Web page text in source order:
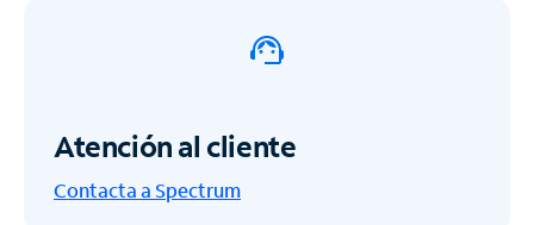
Atención al cliente
Contacta a Spectrum